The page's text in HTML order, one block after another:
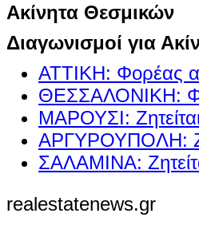
Ακίνητα Θεσμικών
Διαγωνισμοί για
ΑΤΤΙΚΗ: Φορέας
ΘΕΣΣΑΛΟΝΙΚΗ:
ΜΑΡΟΥΣΙ:
ΑΡΓΥΡΟΥΠΟΛΗ:
ΣΑΛΑΜΙΝΑ:
realestatenews.gr